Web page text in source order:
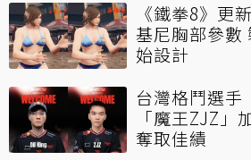
《鐵拳8》更
基尼胸部參數
始設計
台灣格鬥選手
「魔王ZJZ」
奪取佳績